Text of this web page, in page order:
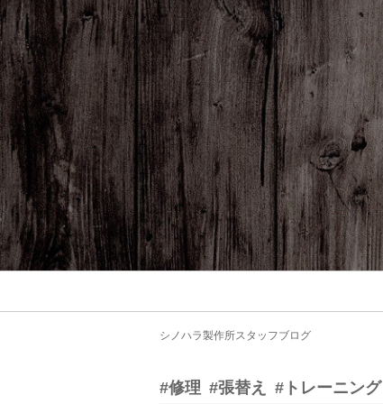
シノハラ製作所スタッフブログ
#修理 #張替え #トレーニング